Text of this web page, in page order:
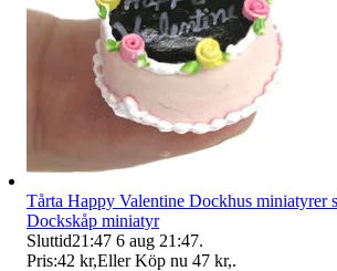
Tårta Happy Valentine Dockhus miniatyrer
Dockskåp miniatyr
Sluttid21:47 6 aug 21:47.
Pris:42 kr,Eller Köp nu 47 kr,.